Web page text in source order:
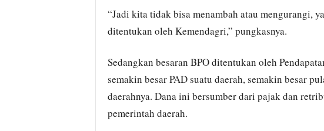
“Jadi kita tidak bisa menambah atau mengurangi,
ditentukan oleh Kemendagri,” pungkasnya.
Sedangkan besaran BPO ditentukan oleh
semakin besar PAD suatu daerah, semakin besar
daerahnya. Dana ini bersumber dari pajak dan
pemerintah daerah.